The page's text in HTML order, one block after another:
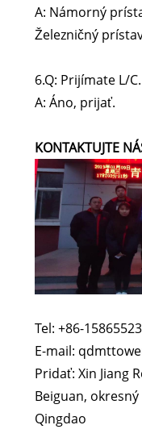
A: Námorný
Železničný
6.Q: Prijímate L/C.
A: Áno, prijať.
KONTAKTUJTE
Tel: +86-
E-mail:
Pridať: Xin Jiang
Beiguan,
Qingdao